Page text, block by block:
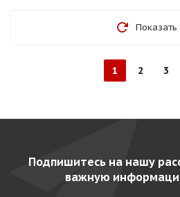
1 2 3
Подпишитесь на нашу
важную